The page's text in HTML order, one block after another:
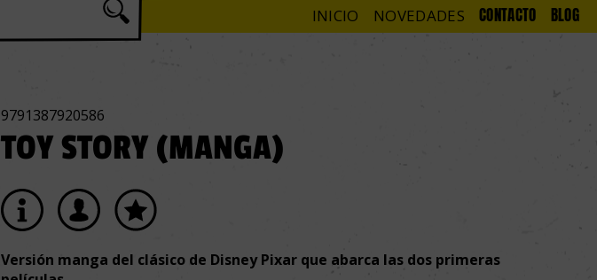
INICIO NOVEDADES CONTACTO BLOG
9791387920586
TOY STORY (MANGA)
Versión manga del clásico de Disney Pixar que abarca las dos primeras